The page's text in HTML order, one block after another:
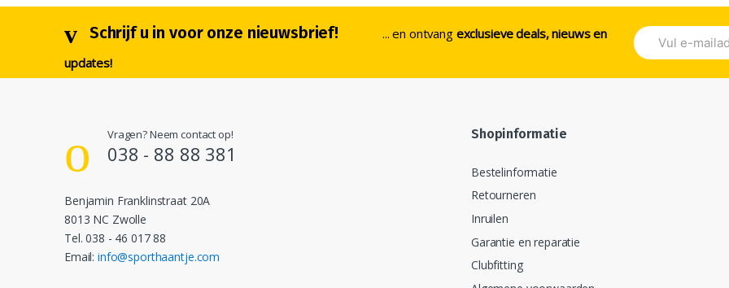
Schrijf u in voor onze nieuwsbrief! ... en ontvang exclusieve deals, nieuws en
updates!
Vragen? Neem contact op!
038 - 88 88 381
Benjamin Franklinstraat 20A
8013 NC Zwolle
Tel. 038 - 46 017 88
Email:info@sporthaantje.com
Shopinformatie
Bestelinformatie
Retourneren
Inruilen
Garantie en reparatie
Clubfitting